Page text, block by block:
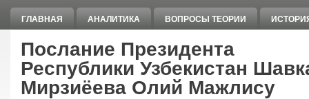
ГЛАВНАЯ АНАЛИТИКА ВОПРОСЫ ТЕОРИИ
Послание Президента
Республики Узбекистан
Мирзиёева Олий Мажлису